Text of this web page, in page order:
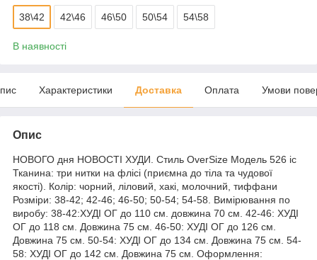
38\42 42\46 46\50 50\54 54\58
В наявності
Характеристики Доставка Оплата Умови
Опис
НОВОГО дня НОВОСТІ ХУДИ. Стиль OverSize Модель 526 іс
Тканина: три нитки на флісі (приємна до тіла та чудової
якості). Колір: чорний, ліловий, хакі, молочний, тиффани
Розміри: 38-42; 42-46; 46-50; 50-54; 54-58. Вимірювання по
виробу: 38-42:ХУДІ ОГ до 110 см. довжина 70 см. 42-46: ХУДІ
ОГ до 118 см. Довжина 75 см. 46-50: ХУДІ ОГ до 126 см.
Довжина 75 см. 50-54: ХУДІ ОГ до 134 см. Довжина 75 см. 54-
58: ХУДІ ОГ до 142 см. Довжина 75 см. Оформлення: